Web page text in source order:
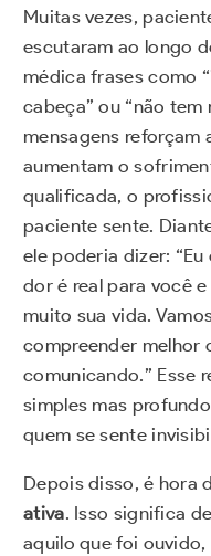
Muitas vezes,
escutaram ao longo
médica frases como
cabeça” ou “não tem
mensagens reforçam
aumentam o
qualificada, o
paciente sente.
ele poderia dizer:
dor é real para você
muito sua vida.
compreender melhor
comunicando.” Esse
simples mas
quem se sente
Depois disso, é hora
ativa. Isso significa
aquilo que foi